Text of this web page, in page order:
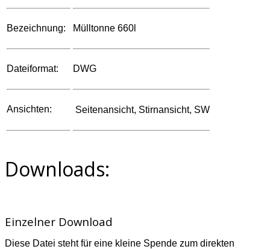
Bezeichnung: Mülltonne 660l
Dateiformat: DWG
Ansichten: Seitenansicht, Stirnansicht, SW
Downloads:
Einzelner Download
Diese Datei steht für eine kleine Spende zum direkten